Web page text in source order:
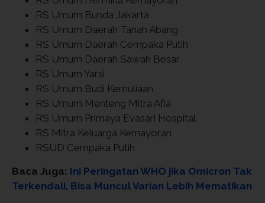
RS Umum Bunda Jakarta
RS Umum Daerah Tanah Abang
RS Umum Daerah Cempaka Putih
RS Umum Daerah Sawah Besar
RS Umum Yarsi
RS Umum Budi Kemuliaan
RS Umum Menteng Mitra Afia
RS Umum Primaya Evasari Hospital
RS Mitra Keluarga Kemayoran
RSUD Cempaka Putih
Baca Juga: Ini Peringatan WHO jika Omicron Tak
Terkendali, Bisa Muncul Varian Lebih Mematikan